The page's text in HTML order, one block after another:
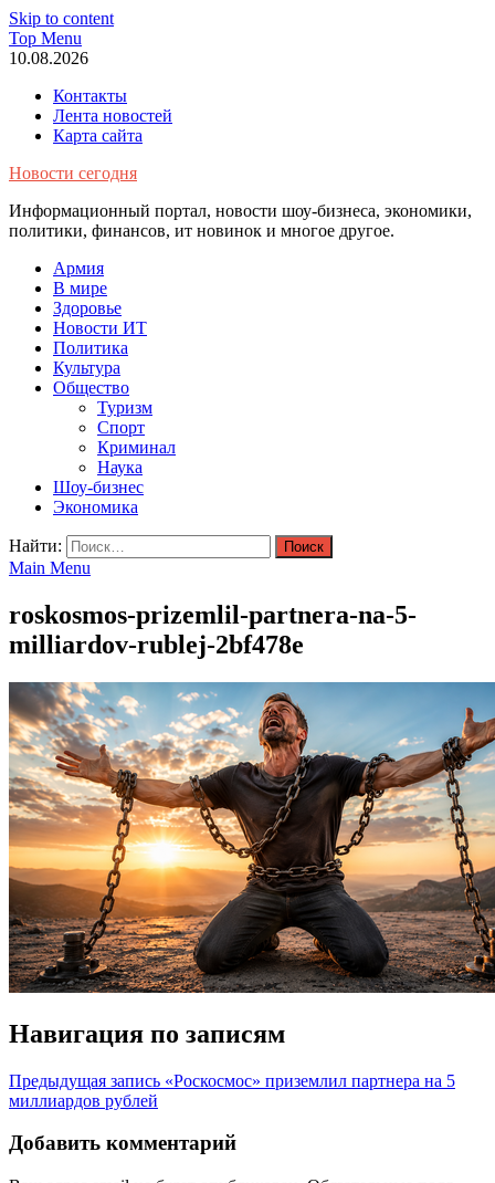
Skip to content
Top Menu
10.08.2026
Контакты
Лента новостей
Карта сайта
Новости сегодня
Информационный портал, новости шоу-бизнеса, экономики,
политики, финансов, ит новинок и многое другое.
Армия
В мире
Здоровье
Новости ИТ
Политика
Культура
Общество
Туризм
Спорт
Криминал
Наука
Шоу-бизнес
Экономика
Найти:
Main Menu
roskosmos-prizemlil-partnera-na-5-
milliardov-rublej-2bf478e
Навигация по записям
Предыдущая запись «Роскосмос» приземлил партнера на 5
миллиардов рублей
Добавить комментарий